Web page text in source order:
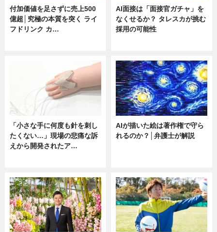
付加価値を足さずに売上500
億超│究極の本質を突く ライ
フドリンク カ…
AI面接は「面接官ガチャ」を
なくせるか？ タレスカが挑む
採用の可能性
「小さな手に何度も針を刺し
たくない…」現場の悲痛な訴
えから開発されたア…
AIが描いた絵は著作権で守ら
れるのか？│弁護士が解説